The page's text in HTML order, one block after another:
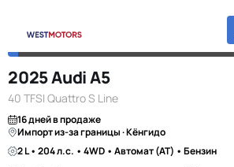
2025 Audi A5
40 TFSI Quattro S Line
16 дней в продаже
Импорт из-за границы · Кёнгидо
2 L • 204 л.с. • 4WD • Автомат (AT) • Бензин